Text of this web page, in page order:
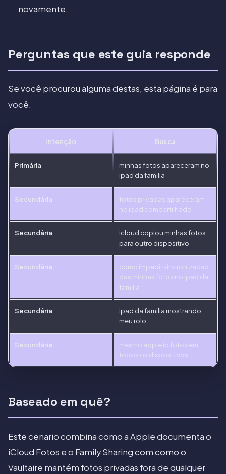
novamente.
Perguntas que este guia responde
Se você procurou alguma destas, esta página é para
você.
Intenção Busca
Primária
minhas fotos apareceram no
ipad da familia
Secundária
fotos privadas apareceram
no ipad compartilhado
Secundária
icloud copiou minhas fotos
para outro dispositivo
Secundária
como impedir sincronizacao
das minhas fotos no ipad da
familia
Secundária
ipad da familia mostrando
meu rolo
Secundária
mesmo apple id fotos em
todos os dispositivos
Baseado em quê?
Este cenario combina como a Apple documenta o
iCloud Fotos e o Family Sharing com como o
Vaultaire mantém fotos privadas fora de qualquer